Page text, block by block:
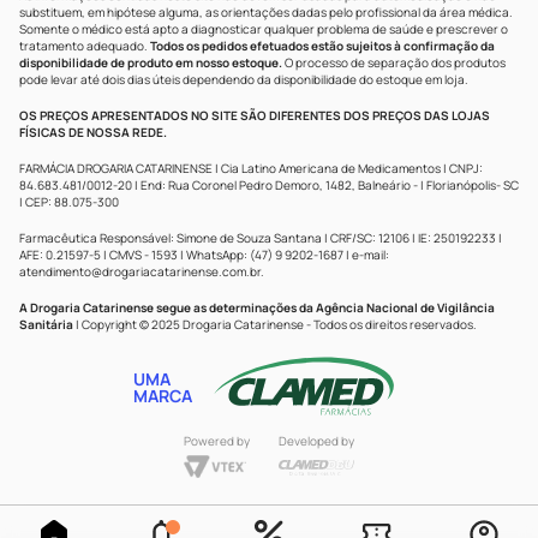
substituem, em hipótese alguma, as orientações dadas pelo profissional da área médica.
Somente o médico está apto a diagnosticar qualquer problema de saúde e prescrever o
tratamento adequado. Todos os pedidos efetuados estão sujeitos à confirmação da
disponibilidade de produto em nosso estoque.O processo de separação dos produtos
pode levar até dois dias úteis dependendo da disponibilidade do estoque em loja.
OS PREÇOS APRESENTADOS NO SITE SÃO DIFERENTES DOS PREÇOS DAS LOJAS
FÍSICAS DE NOSSA REDE.
FARMÁCIA DROGARIA CATARINENSE | Cia Latino Americana de Medicamentos | CNPJ:
84.683.481/0012-20 | End: Rua Coronel Pedro Demoro, 1482, Balneário - | Florianópolis- SC
| CEP: 88.075-300
Farmacêutica Responsável: Simone de Souza Santana | CRF/SC: 12106 | IE: 250192233 |
AFE: 0.21597-5 | CMVS - 1593 | WhatsApp: (47) 9 9202-1687 | e-mail:
atendimento@drogariacatarinense.com.br.
A Drogaria Catarinense segue as determinações da Agência Nacional de Vigilância
Sanitária | Copyright © 2025 Drogaria Catarinense - Todos os direitos reservados.
UMA
MARCA
Powered by Developed by